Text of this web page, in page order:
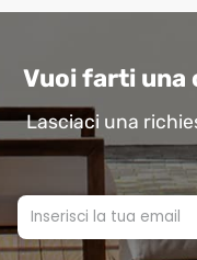
Vuoi farti una
Lasciaci una